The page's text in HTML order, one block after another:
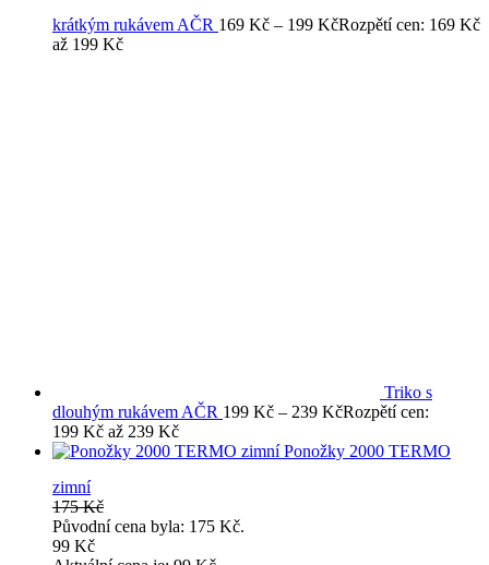
krátkým rukávem AČR 169 Kč – 199 KčRozpětí cen: 169 Kč
až 199 Kč
Triko s
dlouhým rukávem AČR 199 Kč – 239 KčRozpětí cen:
199 Kč až 239 Kč
Ponožky 2000 TERMO
zimní
175Kč
Původní cena byla: 175 Kč.
99 Kč